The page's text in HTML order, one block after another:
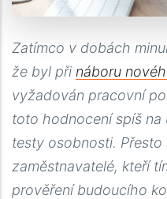
Zatímco v dobách
že byl při náboru
vyžadován pracovní
toto hodnocení spíš na
testy osobnosti. Přesto
zaměstnavatelé, kteří
prověření budoucího